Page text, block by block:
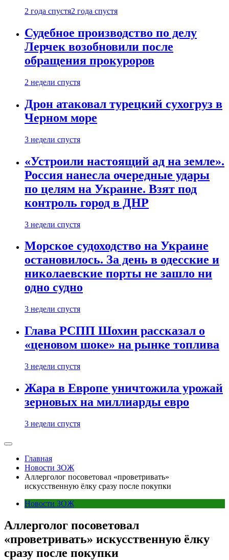
2 года спустя2 года спустя
Судебное производство по делу
Лерчек возобновили после
обращения прокуроров
2 недели спустя
Дрон атаковал турецкий сухогруз в
Черном море
3 недели спустя
«Устроили настоящий ад на земле».
Россия нанесла очередные удары
по целям на Украине. Взят под
контроль город в ДНР
3 недели спустя
Морское судоходство на Украине
остановилось. За день в одесские и
николаевские порты не зашло ни
одно судно
3 недели спустя
Глава РСПП Шохин рассказал о
«ценовом шоке» на рынке топлива
3 недели спустя
Жара в Европе уничтожила урожай
зерновых на миллиарды евро
3 недели спустя
Главная
Новости ЗОЖ
Аллерголог посоветовал «проветривать»
искусственную ёлку сразу после покупки
Новости ЗОЖ
Аллерголог посоветовал
«проветривать» искусственную ёлку
сразу после покупки